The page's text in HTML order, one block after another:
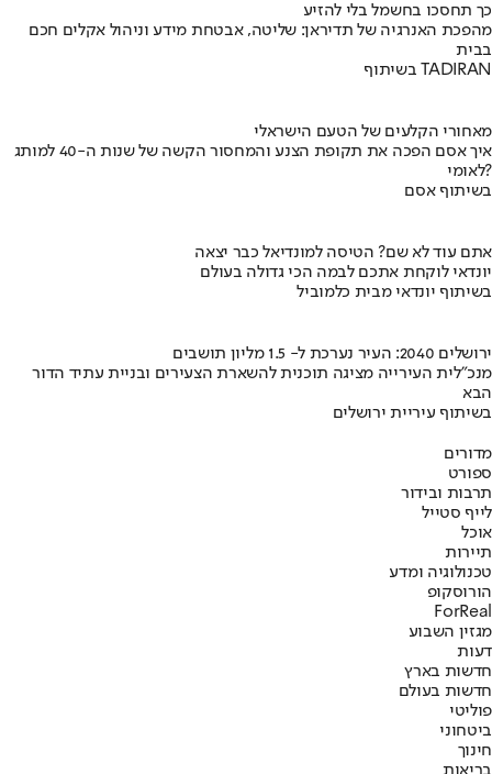
כך תחסכו בחשמל בלי להזיע
מהפכת האנרגיה של תדיראן: שליטה, אבטחת מידע וניהול אקלים חכם
בבית
בשיתוף TADIRAN
מאחורי הקלעים של הטעם הישראלי
איך אסם הפכה את תקופת הצנע והמחסור הקשה של שנות ה-40 למותג
לאומי?
בשיתוף אסם
אתם עוד לא שם? הטיסה למונדיאל כבר יצאה
יונדאי לוקחת אתכם לבמה הכי גדולה בעולם
בשיתוף יונדאי מבית כלמוביל
ירושלים 2040: העיר נערכת ל- 1.5 מליון תושבים
מנכ"לית העירייה מציגה תוכנית להשארת הצעירים ובניית עתיד הדור
הבא
בשיתוף עיריית ירושלים
מדורים
ספורט
תרבות ובידור
לייף סטייל
אוכל
תיירות
טכנולוגיה ומדע
הורוסקופ
ForReal
מגזין השבוע
דעות
חדשות בארץ
חדשות בעולם
פוליטי
ביטחוני
חינוך